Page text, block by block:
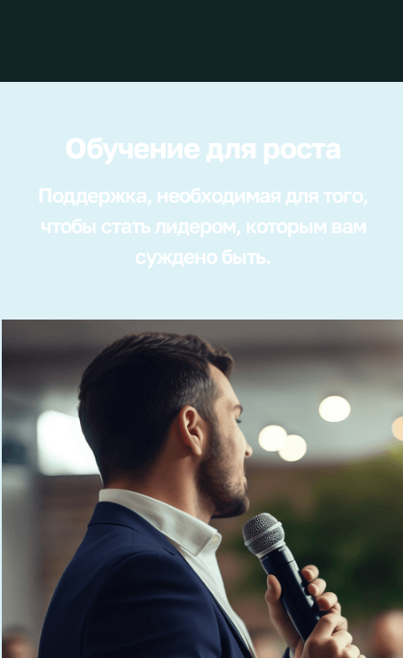
Обучение для роста
Поддержка, необходимая для того,
чтобы стать лидером, которым вам
суждено быть.